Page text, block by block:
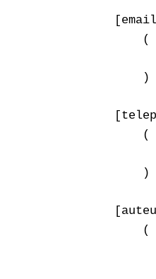
        (
        )
        (
        )
        (